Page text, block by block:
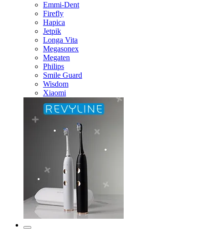
Emmi-Dent
Firefly
Hapica
Jetpik
Longa Vita
Megasonex
Megaten
Philips
Smile Guard
Wisdom
Xiaomi